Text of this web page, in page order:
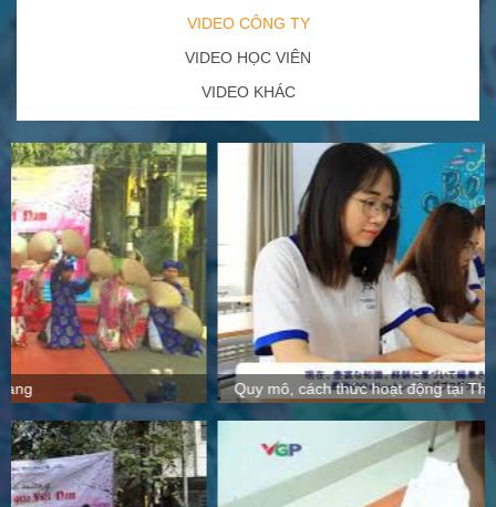
VIDEO CÔNG TY
VIDEO HỌC VIÊN
VIDEO KHÁC
Quy mô, cách thức hoạt động tại Thanh Giang